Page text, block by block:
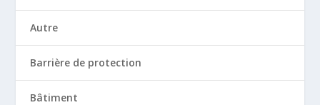
Autre
Barrière de protection
Bâtiment